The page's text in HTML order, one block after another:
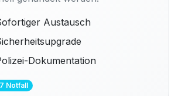
Austausch
Dokumentation
Notfall